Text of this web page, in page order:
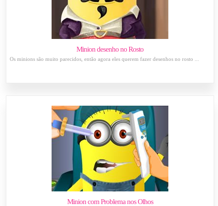
Minion desenho no Rosto
Os minions são muito parecidos, então agora eles querem fazer desenhos no rosto ...
Minion com Problema nos Olhos